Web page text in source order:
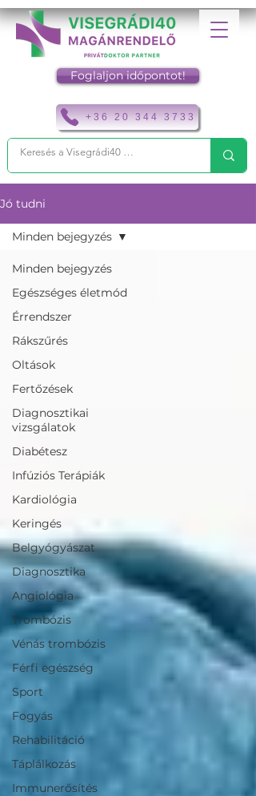
+36 20 344 3733
Foglaljon időpontot!
Jó tudni
Minden bejegyzés
Egészséges életmód
Érrendszer
Rákszűrés
Oltások
Fertőzések
Diagnosztikai
vizsgálatok
Diabétesz
Infúziós Terápiák
Kardiológia
Keringés
Belgyógyászat
Diagnosztika
Angiológia
Trombózis
Vénás trombózis
Férfi egészség
Sport
Fogyás
Rehabilitáció
Táplálkozás
Immunerősítés
Minden bejegyzés